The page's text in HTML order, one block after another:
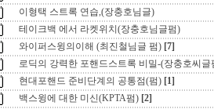
이형택 스트록 연습,(장충호님글)
테이크백 에서 라켓위치(장충호님글펌)
와이퍼스윙의이해 (최진철님글 펌) [7]
로딕의 강력한 포핸드스트록 비밀-(장충호씨글
현대포핸드 준비단계의 공통점(펌) [1]
백스윙에 대한 미신(KPTA펌) [2]